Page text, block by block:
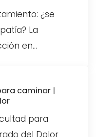
¿se
La
en…
caminar |
para